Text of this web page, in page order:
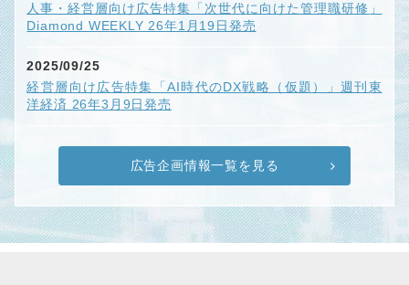
人事・経営層向け広告特集「次世代に向けた管理職研修」
Diamond WEEKLY 26年1月19日発売
2025/09/25
経営層向け広告特集「AI時代のDX戦略（仮題）」週刊東
洋経済 26年3月9日発売
広告企画情報一覧を見る